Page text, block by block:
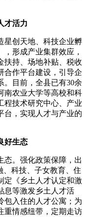
才活力
星创天地、科技企业孵
形成产业集群效应，
扶持、场地补贴、税收
合作平台建设，引导企
。目前，全县已有30余
南农业大学等高校和科
程技术研究中心、产业
台，实现人才与产业的
好生态
态。强化政策保障，出
、科技、子女教育、住
定《乡土人才认定和激
息等激发乡土人才活
包入住的人才公寓；为
重情感纽带，定期走访